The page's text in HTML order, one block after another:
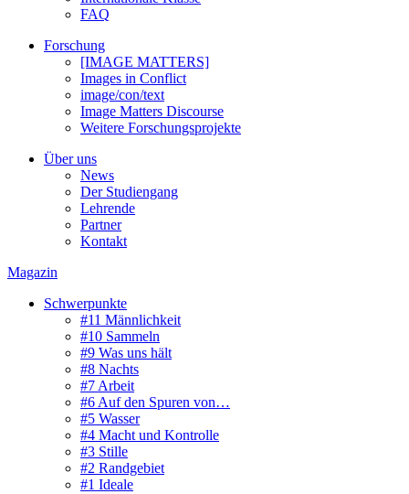
FAQ
Forschung
[IMAGE MATTERS]
Images in Conflict
image/con/text
Image Matters Discourse
Weitere Forschungsprojekte
Über uns
News
Der Studiengang
Lehrende
Partner
Kontakt
Magazin
Schwerpunkte
#11 Männlichkeit
#10 Sammeln
#9 Was uns hält
#8 Nachts
#7 Arbeit
#6 Auf den Spuren von…
#5 Wasser
#4 Macht und Kontrolle
#3 Stille
#2 Randgebiet
#1 Ideale